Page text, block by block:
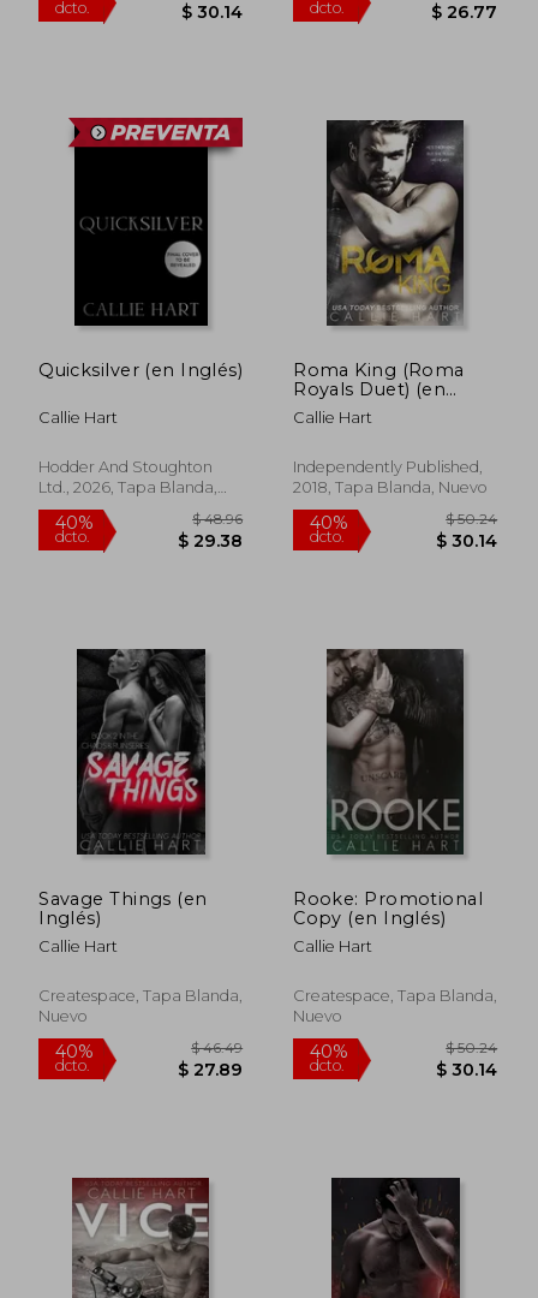
45%
dcto. $ 26.96
40%
dcto.
40% 40%
Quicksilver (en Inglés)
Callie Hart
Hodder And Stoughton
Ltd., 2026, Tapa Blanda,
Nuevo
Roma King (Roma
Royals Duet) (en
Inglés)
Callie Hart
Independently Published,
2018, Tapa Blanda, Nuevo
Savage Things (en
Inglés)
Callie Hart
Createspace, Tapa Blanda,
Nuevo
Rooke: Promotional
Copy (en Inglés)
Callie Hart
Createspace, Tapa Blanda,
Nuevo